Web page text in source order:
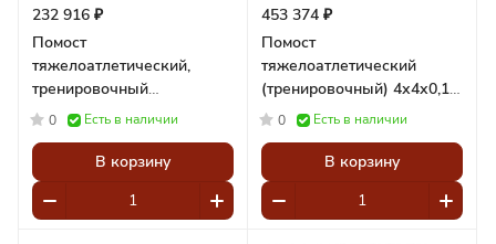
232 916 ₽
Помост
тяжелоатлетический,
тренировочный
300x300x10 см,
Pioner A12128
0 Есть в наличии
В корзину
453 374 ₽
Помост
тяжелоатлетический
(тренировочный) 4х4х0,1
м Pioner A12033
0 Есть в наличии
В корзину